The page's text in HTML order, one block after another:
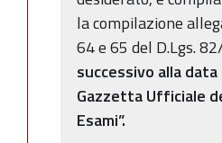
la compilazione
64 e 65 del D.Lgs.
successivo alla
Gazzetta Ufficiale
Esami”.